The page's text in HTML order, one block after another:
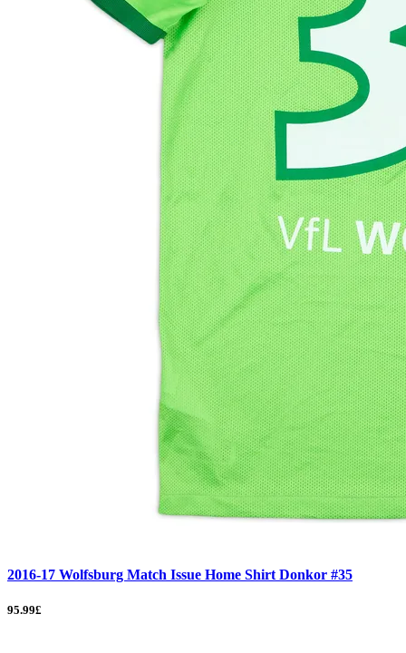
2016-17 Wolfsburg Match Issue Home Shirt Donkor #35
95.99£